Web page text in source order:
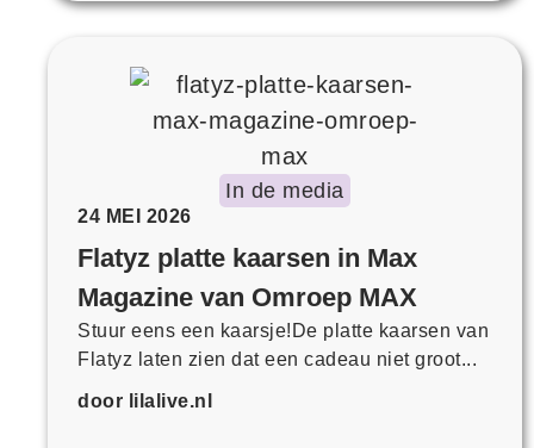
In de media
24 MEI 2026
Flatyz platte kaarsen in Max
Magazine van Omroep MAX
Stuur eens een kaarsje!De platte kaarsen van
Flatyz laten zien dat een cadeau niet groot...
door lilalive.nl